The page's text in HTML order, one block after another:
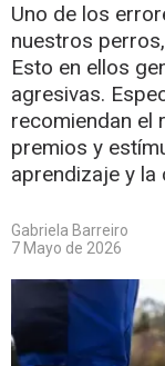
Uno de los
nuestros
Esto en ellos
agresivas.
recomiendan el
premios y
aprendizaje y la
Gabriela Barreiro
7 Mayo de 2026